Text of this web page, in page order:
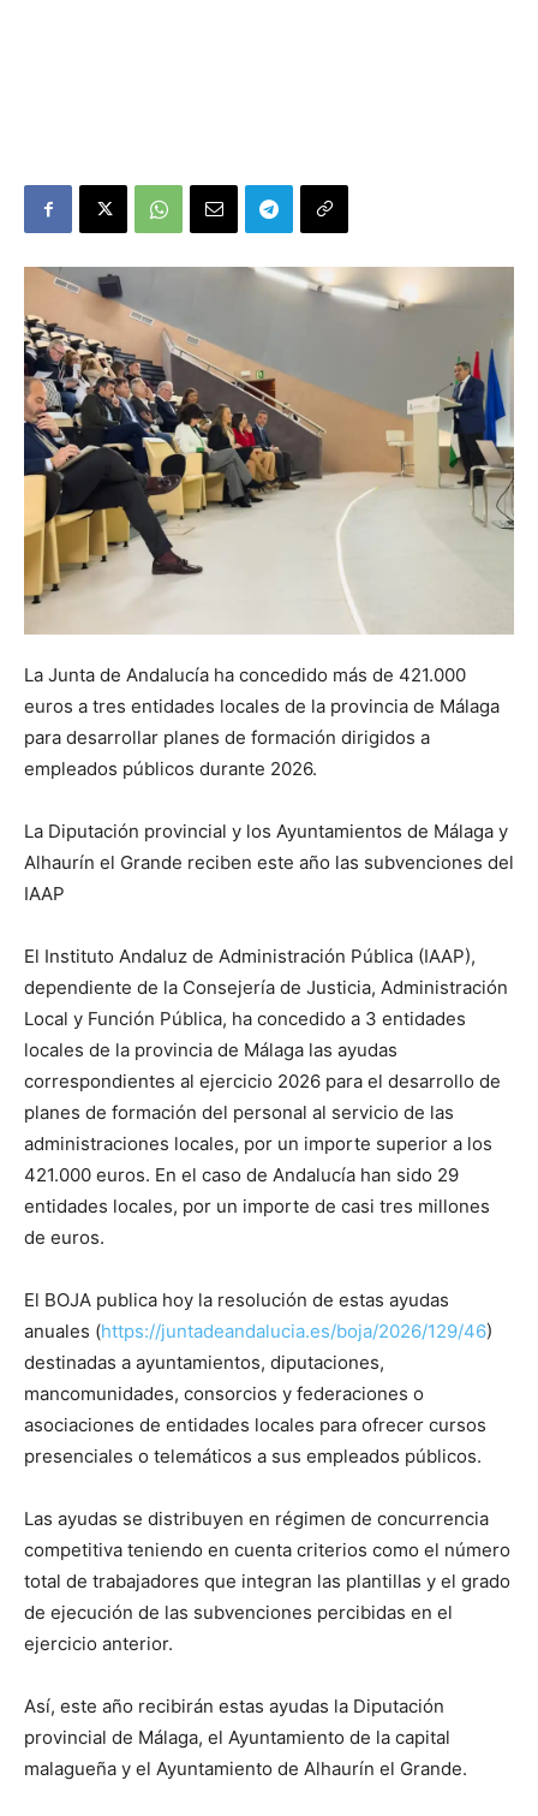
La Junta de Andalucía ha concedido más de 421.000
euros a tres entidades locales de la provincia de Málaga
para desarrollar planes de formación dirigidos a
empleados públicos durante 2026.
La Diputación provincial y los Ayuntamientos de Málaga y
Alhaurín el Grande reciben este año las subvenciones del
IAAP
El Instituto Andaluz de Administración Pública (IAAP),
dependiente de la Consejería de Justicia, Administración
Local y Función Pública, ha concedido a 3 entidades
locales de la provincia de Málaga las ayudas
correspondientes al ejercicio 2026 para el desarrollo de
planes de formación del personal al servicio de las
administraciones locales, por un importe superior a los
421.000 euros. En el caso de Andalucía han sido 29
entidades locales, por un importe de casi tres millones
de euros.
El BOJA publica hoy la resolución de estas ayudas
anuales (https://juntadeandalucia.es/boja/2026/129/46)
destinadas a ayuntamientos, diputaciones,
mancomunidades, consorcios y federaciones o
asociaciones de entidades locales para ofrecer cursos
presenciales o telemáticos a sus empleados públicos.
Las ayudas se distribuyen en régimen de concurrencia
competitiva teniendo en cuenta criterios como el número
total de trabajadores que integran las plantillas y el grado
de ejecución de las subvenciones percibidas en el
ejercicio anterior.
Así, este año recibirán estas ayudas la Diputación
provincial de Málaga, el Ayuntamiento de la capital
malagueña y el Ayuntamiento de Alhaurín el Grande.